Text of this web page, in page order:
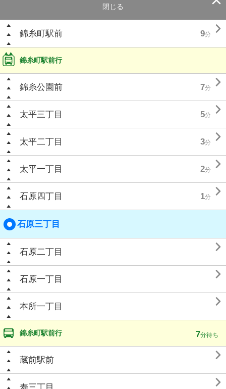
閉じる
錦糸町駅前 9分 
錦糸町駅前行
錦糸公園前 7分 
太平三丁目 5分 
太平二丁目 3分 
太平一丁目 2分 
石原四丁目 1分 
石原三丁目
石原二丁目 
石原一丁目 
本所一丁目 
錦糸町駅前行 7分待ち
蔵前駅前 
